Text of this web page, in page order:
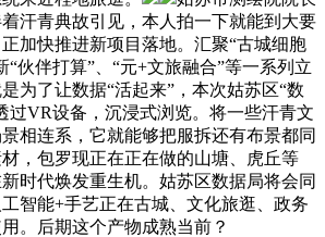
汗青典故引见，本人拍一下就能到大要
加快推进新项目落地。汇聚“古城细胞
“伙伴打算”、“元+文旅融合”等一系列立
为了让数据“活起来”，本次姑苏区“数
过VR设备，沉浸式浏览。将一些汗青文
相连系，它就能够把服拆还有布景都同
，包罗现正在正在做的山塘、虎丘等
时代焕发重生机。姑苏区数据局将会同
智能+手艺正在古城、文化旅逛、政务
。后期这个产物成熟当前？